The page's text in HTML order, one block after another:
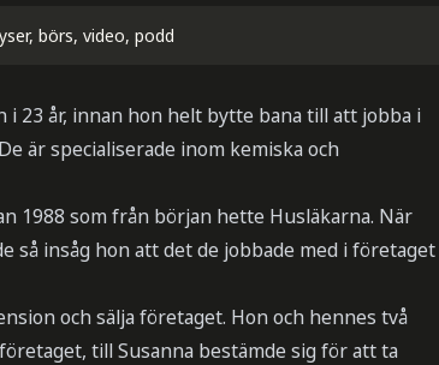
börs, video, podd
23 år, innan hon helt bytte bana till att jobba i
är specialiserade inom kemiska och
1988 som från början hette Husläkarna. När
så insåg hon att det de jobbade med i företaget
och sälja företaget. Hon och hennes två
till Susanna bestämde sig för att ta